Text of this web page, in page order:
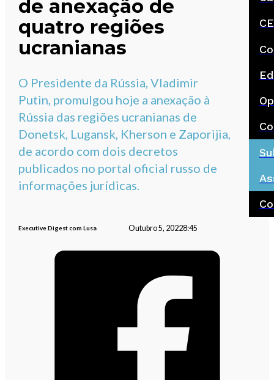
de anexação de
quatro regiões
ucranianas
O Presidente da Rússia, Vladimir
Putin, promulgou hoje a anexação à
Rússia das regiões ucranianas de
Donetsk, Lugansk, Kherson e Zaporijia,
de acordo com dois decretos
publicados no portal oficial russo de
informações jurídicas.
Executive Digest com Lusa Outubro 5, 20228:45